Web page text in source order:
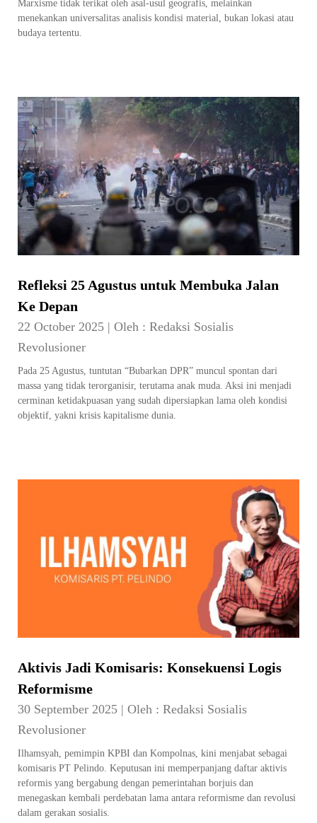
Marxisme tidak terikat oleh asal-usul geografis, melainkan
menekankan universalitas analisis kondisi material, bukan lokasi atau
budaya tertentu.
Refleksi 25 Agustus untuk Membuka Jalan
Ke Depan
22 October 2025 | Oleh : Redaksi Sosialis
Revolusioner
Pada 25 Agustus, tuntutan “Bubarkan DPR” muncul spontan dari
massa yang tidak terorganisir, terutama anak muda. Aksi ini menjadi
cerminan ketidakpuasan yang sudah dipersiapkan lama oleh kondisi
objektif, yakni krisis kapitalisme dunia.
Aktivis Jadi Komisaris: Konsekuensi Logis
Reformisme
30 September 2025 | Oleh : Redaksi Sosialis
Revolusioner
Ilhamsyah, pemimpin KPBI dan Kompolnas, kini menjabat sebagai
komisaris PT Pelindo. Keputusan ini memperpanjang daftar aktivis
reformis yang bergabung dengan pemerintahan borjuis dan
menegaskan kembali perdebatan lama antara reformisme dan revolusi
dalam gerakan sosialis.